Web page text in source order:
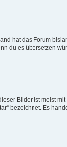
hat das Forum
du es übersetzen
Bilder ist meist
bezeichnet. Es